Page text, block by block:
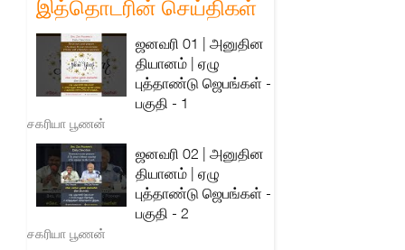
இத்தொடரின் செய்திகள்
ஜனவரி 01 | அனுதின
தியானம் | ஏழு
புத்தாண்டு ஜெபங்கள் -
பகுதி - 1
சகரியா பூணன்
ஜனவரி 02 | அனுதின
தியானம் | ஏழு
புத்தாண்டு ஜெபங்கள் -
பகுதி - 2
சகரியா பூணன்